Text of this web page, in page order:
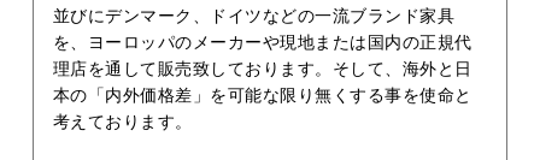
並びにデンマーク、ドイツなどの一流ブランド家具
を、ヨーロッパのメーカーや現地または国内の正規代
理店を通して販売致しております。そして、海外と日
本の「内外価格差」を可能な限り無くする事を使命と
考えております。